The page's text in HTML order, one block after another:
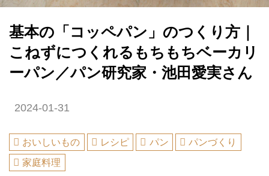
基本の「コッペパン」のつくり方｜
こねずにつくれるもちもちベーカリ
ーパン／パン研究家・池田愛実さん
2024-01-31
おいしいもの レシピ パン
パンづくり
家庭料理